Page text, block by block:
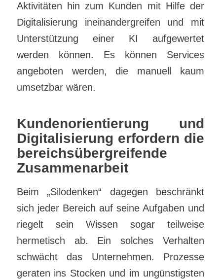
Aktivitäten hin zum Kunden mit Hilfe der
Digitalisierung ineinandergreifen und mit
Unterstützung einer KI aufgewertet
werden können. Es können Services
angeboten werden, die manuell kaum
umsetzbar wären.
Kundenorientierung und
Digitalisierung erfordern die
bereichsübergreifende
Zusammenarbeit
Beim „Silodenken“ dagegen beschränkt
sich jeder Bereich auf seine Aufgaben und
riegelt sein Wissen sogar teilweise
hermetisch ab. Ein solches Verhalten
schwächt das Unternehmen. Prozesse
geraten ins Stocken und im ungünstigsten